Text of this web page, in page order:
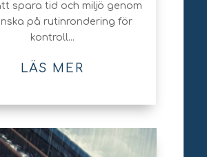
spara tid och miljö genom
på rutinrondering för
kontroll...
LÄS MER